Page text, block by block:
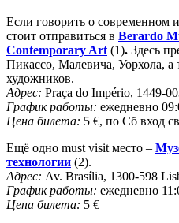
Если говорить о современном
стоит отправиться в Berardo
Contemporary Art (1). Здесь
Пикассо, Малевича, Уорхола, а
художников.
Адрес: Praça do Império, 1449-
График работы: ежедневно
Цена билета: 5 €, по Сб вход
Ещё одно must visit место –
технологии (2).
Адрес: Av. Brasília, 1300-598
График работы: ежедневно
Цена билета: 5 €